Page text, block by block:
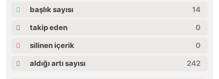
başlık sayısı
14
takip eden
0
silinen içerik
0
aldığı artı sayısı
242